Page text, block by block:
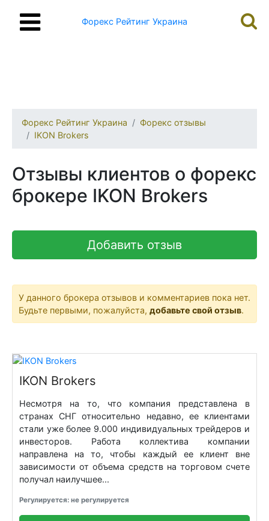
Форекс Рейтинг Украина
Форекс Рейтинг Украина
Форекс отзывы
IKON Brokers
Отзывы клиентов о форекс
брокере IKON Brokers
Добавить отзыв
У данного брокера отзывов и комментариев пока нет.
Будьте первыми, пожалуйста, добавьте свой отзыв.
IKON Brokers
Несмотря на то, что компания представлена в
странах СНГ относительно недавно, ее клиентами
стали уже более 9.000 индивидуальных трейдеров и
инвесторов. Работа коллектива компании
направлена на то, чтобы каждый ее клиент вне
зависимости от объема средств на торговом счете
получал наилучшее...
Регулируется: не регулируется